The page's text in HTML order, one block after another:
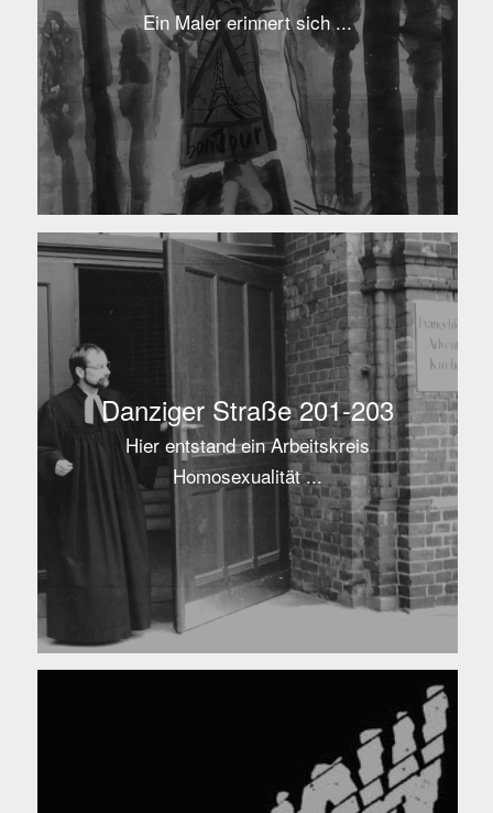
Ein Maler erinnert sich ...
Danziger Straße 201-203
Hier entstand ein Arbeitskreis
Homosexualität ...